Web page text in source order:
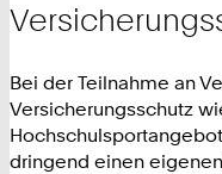
Bei der Teilnahme an
Versicherungsschutz
dringend einen